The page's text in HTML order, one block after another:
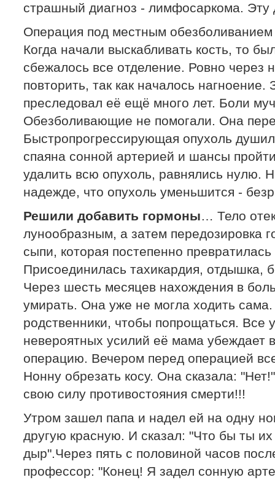
страшный диагноз - лимфосаркома. Эту
Операция под местным
Когда начали выскабливать кость, то
сбежалось все отделение. Ровно
повторить, так как началось
преследовал её ещё много лет. Боли
Обезболивающие не помогали. Она
Быстропрогрессирующая опухоль
спаяна сонной артерией и шансы
удалить всю опухоль, равнялись нулю.
надежде, что опухоль уменьшится -
Решили добавить гормоны… Тело
лунообразным, а затем передозировка
сыпи, которая постепенно
Присоединилась тахикардия, отдышка,
Через шесть месяцев нахождения в
умирать. Она уже не могла ходить
родственники, чтобы попрощаться. Все
невероятных усилий её мама убеждает
операцию. Вечером перед операцией
Нонну обрезать косу. Она сказала:
свою силу противостояния смерти!!!
Утром зашел папа и надел ей на одну
другую красную. И сказал: "Что бы ты
дыр".Через пять с половиной часов
профессор: "Конец! Я задел сонную